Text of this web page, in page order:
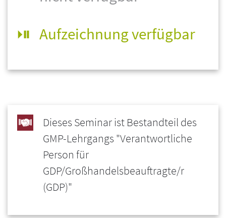
Aufzeichnung verfügbar
Dieses Seminar ist Bestandteil des
GMP-Lehrgangs "Verantwortliche
Person für
GDP/Großhandelsbeauftragte/r
(GDP)"